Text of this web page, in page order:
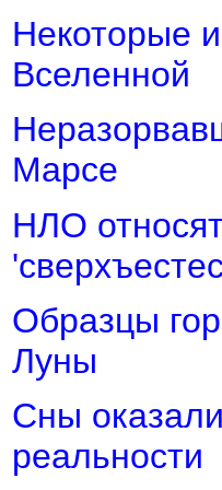
Некоторые
Вселенной
Марсе
НЛО
Образцы
Луны
Сны
реальности